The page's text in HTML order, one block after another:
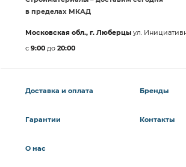
в пределах МКАД
Московская обл., г. Люберцы ул.
с 9:00 до 20:00
Доставка и оплата
Гарантии
О нас
Бренды
Контакты